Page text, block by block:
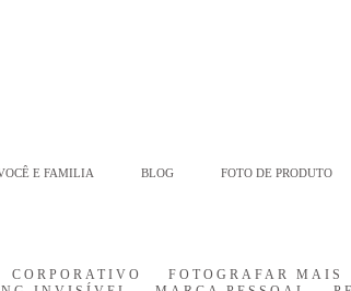
E FAMILIA BLOG FOTO DE PRODUTO
CORPORATIVO FOTOGRAFAR MAIS